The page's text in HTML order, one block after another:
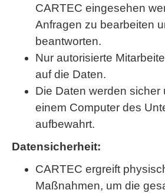
CARTEC eingesehen
Anfragen zu bearbeiten
beantworten.
Nur autorisierte
auf die Daten.
Die Daten werden sicher
einem Computer des
aufbewahrt.
Datensicherheit:
CARTEC ergreift
Maßnahmen, um die